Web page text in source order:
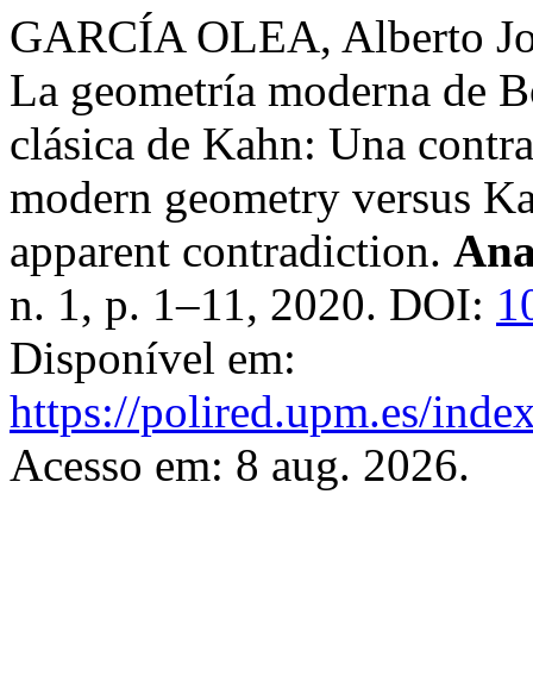
GARCÍA OLEA, Alberto
La geometría moderna de
clásica de Kahn: Una
modern geometry versus
apparent contradiction.
n. 1, p. 1–11, 2020. DOI:
Disponível em:
https://polired.upm.es/
Acesso em: 8 aug. 2026.